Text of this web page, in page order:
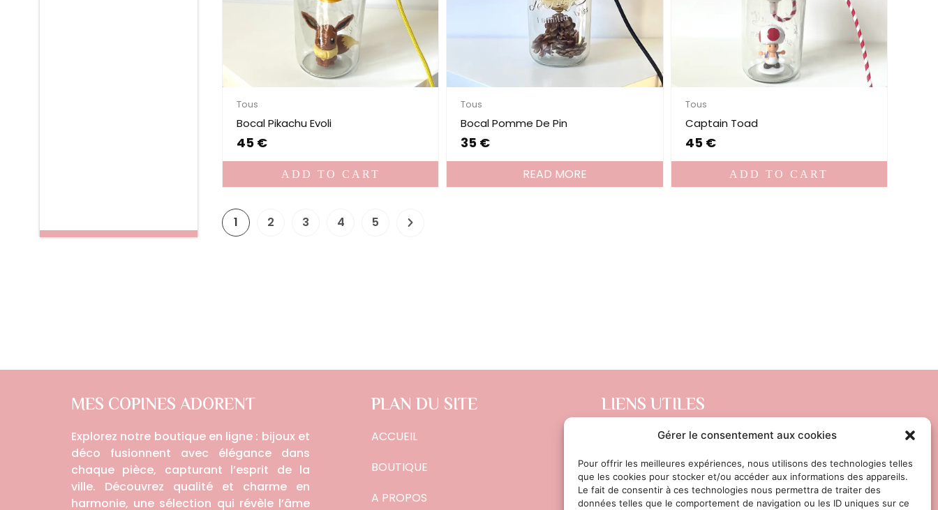
Gérer le consentement aux cookies
Pour offrir les meilleures expériences, nous utilisons des technologies telles
que les cookies pour stocker et/ou accéder aux informations des appareils.
Le fait de consentir à ces technologies nous permettra de traiter des
données telles que le comportement de navigation ou les ID uniques sur ce
Tous
Bocal Pikachu Evoli
45 €
ADD TO CART
Tous
Bocal Pomme De Pin
35 €
READ MORE
Tous
Captain Toad
45 €
ADD TO CART
1 2 3 4 5
MES COPINES ADORENT
Explorez notre boutique en ligne : bijoux et
déco fusionnent avec élégance dans
chaque pièce, capturant l’esprit de la
ville. Découvrez qualité et charme en
harmonie, une sélection qui révèle l’âme
PLAN DU SITE
ACCUEIL
BOUTIQUE
A PROPOS
LIENS UTILES
CONDITIONS GÉNÉRALES DE VENTE
POLITIQUE DE CONFIDENTIALITÉ
MENTIONS LÉGALES